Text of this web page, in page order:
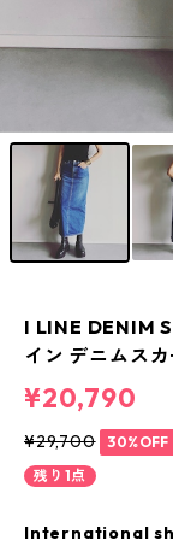
I LINE DENIM
イン デニムスカ
¥20,790
¥29,700
30%OFF
残り1点
International